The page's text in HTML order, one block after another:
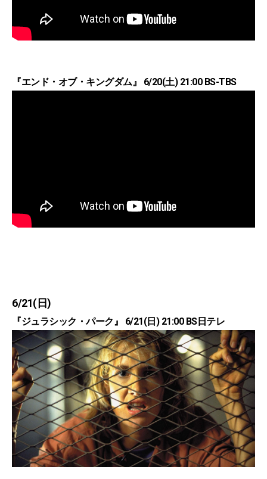
『エンド・オブ・キングダム』 6/20(土) 21:00 BS-TBS
6/21(日)
『ジュラシック・パーク』 6/21(日) 21:00 BS日テレ